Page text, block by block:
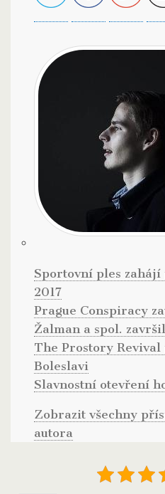
Sportovní ples zahájí
2017
Prague Conspiracy
Žalman a spol.
The Prostory
Boleslavi
Slavnostní otevření
Zobrazit všechny
autora